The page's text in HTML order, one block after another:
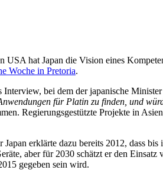
hat Japan die Vision eines
Woche in Pretoria.
bei dem der japanische Minister
für Platin zu finden, und
Regierungsgestützte Projekte in
erklärte dazu bereits 2012, dass
aber für 2030 schätzt er den
gegeben sein wird.